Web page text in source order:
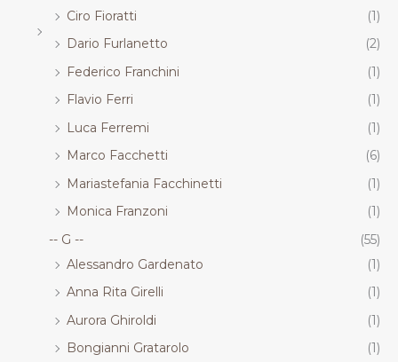
Ciro Fioratti
(1)
Dario Furlanetto
(2)
Federico Franchini
(1)
Flavio Ferri
(1)
Luca Ferremi
(1)
Marco Facchetti
(6)
Mariastefania Facchinetti
(1)
Monica Franzoni
(1)
-- G --
(55)
Alessandro Gardenato
(1)
Anna Rita Girelli
(1)
Aurora Ghiroldi
(1)
Bongianni Gratarolo
(1)